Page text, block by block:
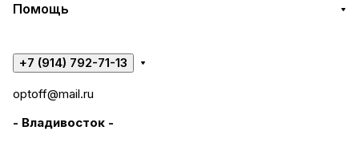
Помощь
+7 (914) 792-71-13
optoff@mail.ru
- Владивосток -